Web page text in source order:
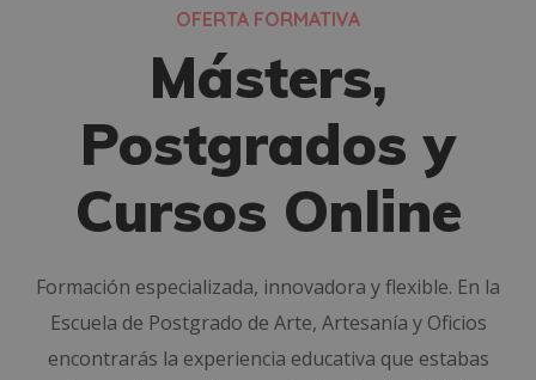
OFERTA FORMATIVA
Másters,
Postgrados y
Cursos Online
Formación especializada, innovadora y flexible. En la
Escuela de Postgrado de Arte, Artesanía y Oficios
encontrarás la experiencia educativa que estabas